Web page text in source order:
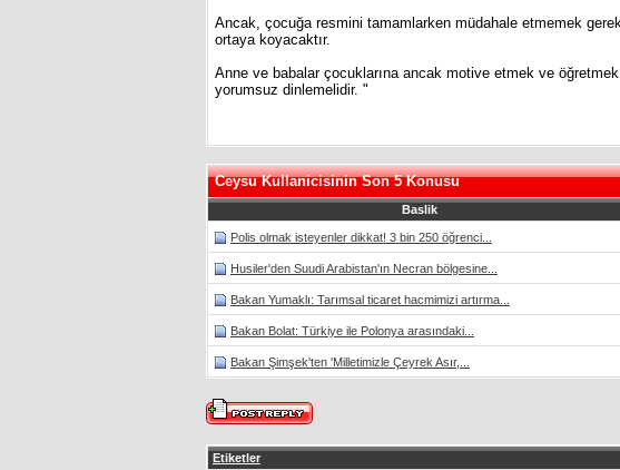
Ancak, çocuğa resmini tamamlarken müdahale etmemek
ortaya koyacaktır.
Anne ve babalar çocuklarına ancak motive etmek ve
yorumsuz dinlemelidir. "
Ceysu Kullanicisinin Son 5 Konusu
Baslik
Polis olmak isteyenler dikkat! 3 bin 250 öğrenci...
Husiler'den Suudi Arabistan'ın Necran bölgesine...
Bakan Yumaklı: Tarımsal ticaret hacmimizi artırma...
Bakan Bolat: Türkiye ile Polonya arasındaki...
Bakan Şimşek'ten 'Milletimizle Çeyrek Asır,...
Etiketler